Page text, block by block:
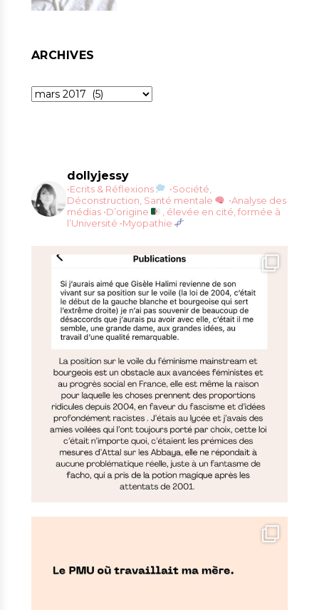
ARCHIVES
Archives
dollyjessy
•Ecrits & Réflexions
•Société,
Déconstruction, Santé mentale
•Analyse des
médias •D’origine
, élevée en cité, formée à
l’Université •Myopathie